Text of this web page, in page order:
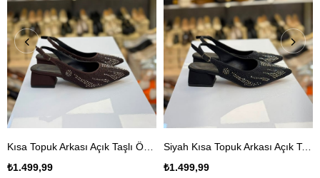
₺1.499,99
Siyah Kısa Topuk Arkası Açık Taşlı Özel Gün Ayakkabısı
₺1.499,99